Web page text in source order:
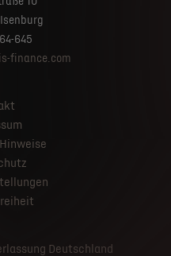
645
finance.com
Deutschland